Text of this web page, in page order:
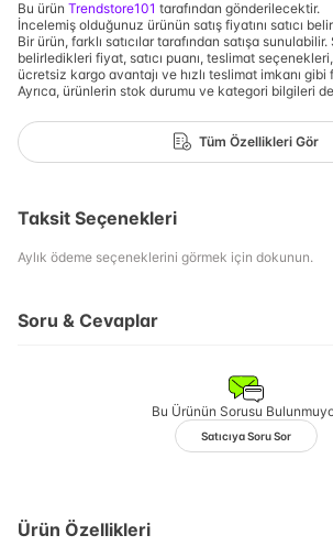
Bu ürün Trendstore101 tarafından gönderilecektir.
İncelemiş olduğunuz ürünün satış fiyatını satıcı
Bir ürün, farklı satıcılar tarafından satışa sunulabilir.
belirledikleri fiyat, satıcı puanı, teslimat
ücretsiz kargo avantajı ve hızlı teslimat imkanı gibi
Ayrıca, ürünlerin stok durumu ve kategori bilgileri
Tüm Özellikleri Gör
Taksit Seçenekleri
Aylık ödeme seçeneklerini görmek için dokunun.
Soru & Cevaplar
Bu Ürünün Sorusu
Satıcıya Soru Sor
Ürün Özellikleri